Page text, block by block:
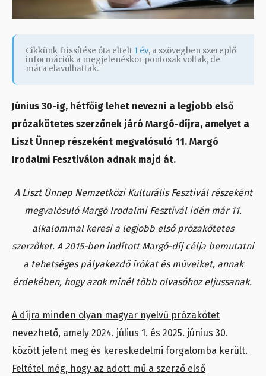
Cikkünk frissítése óta eltelt 1 év, a szövegben szereplő
információk a megjelenéskor pontosak voltak, de
mára elavulhattak.
Június 30-ig, hétfőig lehet nevezni a legjobb első
prózakötetes szerzőnek járó Margó-díjra, amelyet a
Liszt Ünnep részeként megvalósuló 11. Margó
Irodalmi Fesztiválon adnak majd át.
A Liszt Ünnep Nemzetközi Kulturális Fesztivál részeként
megvalósuló Margó Irodalmi Fesztivál idén már 11.
alkalommal keresi a legjobb első prózakötetes
szerzőket. A 2015-ben indított Margó-díj célja bemutatni
a tehetséges pályakezdő írókat és műveiket, annak
érdekében, hogy azok minél több olvasóhoz eljussanak.
A díjra minden olyan magyar nyelvű prózakötet
nevezhető, amely 2024. július 1. és 2025. június 30.
között jelent meg és kereskedelmi forgalomba került.
Feltétel még, hogy az adott mű a szerző első